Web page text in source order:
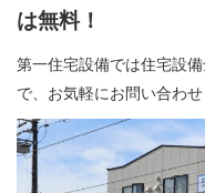
は無料！
第一住宅設備では住宅設
で、お気軽にお問い合わ